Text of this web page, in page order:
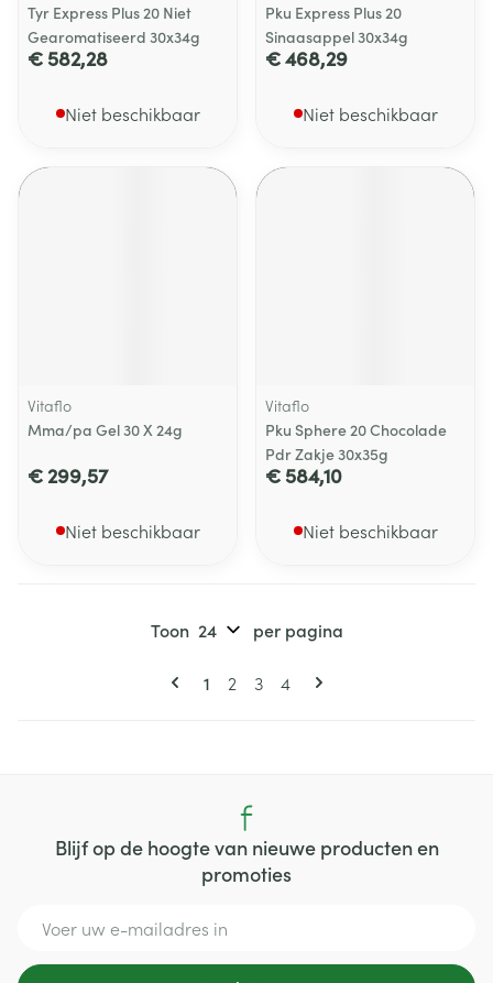
Tyr Express Plus 20 Niet
Gearomatiseerd 30x34g
€ 582,28
Niet beschikbaar
Pku Express Plus 20
Sinaasappel 30x34g
€ 468,29
Niet beschikbaar
Vitaflo
Mma/pa Gel 30 X 24g
€ 299,57
Niet beschikbaar
Vitaflo
Pku Sphere 20 Chocolade
Pdr Zakje 30x35g
€ 584,10
Niet beschikbaar
Pagina's
U lees momenteel pagina
1 Pagina
2 Pagina
3 Pagina
4
Toon per pagina
Blijf op de hoogte van nieuwe producten en
promoties